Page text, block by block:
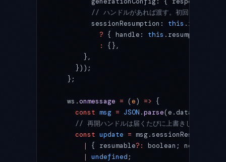
// ハンドルがあれば渡す。初回は handle
          sessionResumption:
this
            ?
{ handle: this
            :
{},
        },
      }));
    };
    ws.
onmessage = (e) => {
      const
msg = JSON .parse(e.data)
// 再開ハンドルは届くたびに上書きして最新を
      const
update =
        |
{ resumable?: boolean; newHandle
        |
undefined ;